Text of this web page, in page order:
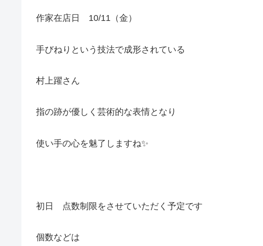
作家在店日 10/11（金）
手びねりという技法で成形されている
村上躍さん
指の跡が優しく芸術的な表情となり
使い手の心を魅了しますね✨
初日 点数制限をさせていただく予定です
個数などは